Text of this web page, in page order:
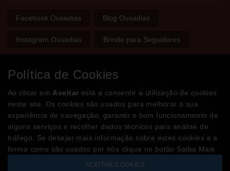
Facebook Ousadias Blog Ousadias
Instagram Ousadias Brinde para Seguidores
Bem-vindo(a) à sua Sex Shop
A loja onde encontra tudo o que precisa para apimentar a sua
relação e tornar o sexo mais divertido, interessante e excitante!
Partilhe com os seus amigos!
Política de Cookies
Ao clicar em Aceitar está a consentir a utilização de cookies
neste site. Os cookies são usados para melhorar a sua
experiência de navegação, garantir o bom funcionamento de
alguns serviços e recolher dados técnicos para análise de
tráfego. Se desejar mais informação sobre estes cookies e a
forma como são usados por nós clique no botão Saiba Mais.
ACEITAR COOKIES